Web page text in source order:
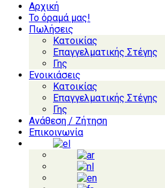
Αρχική
Το όραμά μας!
Πωλήσεις
Κατοικίας
Επαγγελματικής Στέγης
Γης
Ενοικιάσεις
Κατοικίας
Επαγγελματικής Στέγης
Γης
Ανάθεση / Ζήτηση
Επικοινωνία